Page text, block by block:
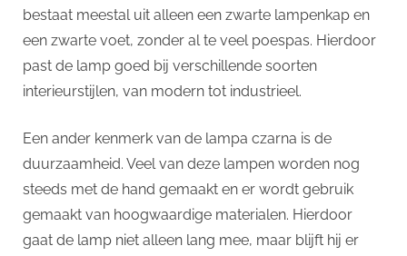
bestaat meestal uit alleen een zwarte lampenkap en
een zwarte voet, zonder al te veel poespas. Hierdoor
past de lamp goed bij verschillende soorten
interieurstijlen, van modern tot industrieel.
Een ander kenmerk van de lampa czarna is de
duurzaamheid. Veel van deze lampen worden nog
steeds met de hand gemaakt en er wordt gebruik
gemaakt van hoogwaardige materialen. Hierdoor
gaat de lamp niet alleen lang mee, maar blijft hij er